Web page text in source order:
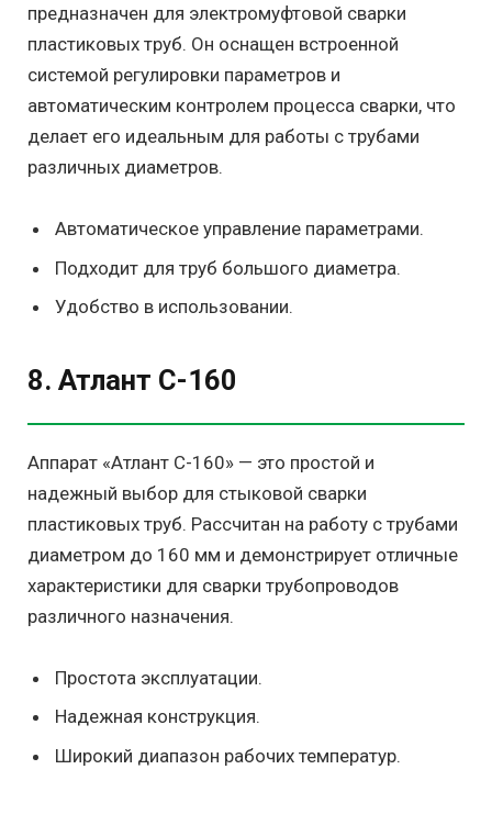
предназначен для электромуфтовой сварки
пластиковых труб. Он оснащен встроенной
системой регулировки параметров и
автоматическим контролем процесса сварки, что
делает его идеальным для работы с трубами
различных диаметров.
Автоматическое управление параметрами.
Подходит для труб большого диаметра.
Удобство в использовании.
8. Атлант С-160
Аппарат «Атлант С-160» — это простой и
надежный выбор для стыковой сварки
пластиковых труб. Рассчитан на работу с трубами
диаметром до 160 мм и демонстрирует отличные
характеристики для сварки трубопроводов
различного назначения.
Простота эксплуатации.
Надежная конструкция.
Широкий диапазон рабочих температур.